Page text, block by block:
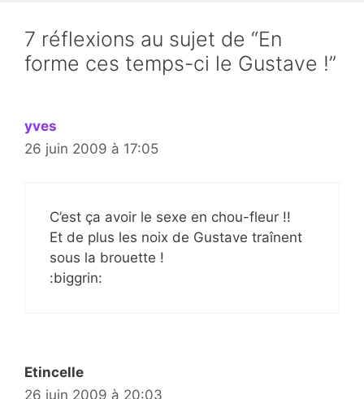
7 réflexions au sujet de “En
forme ces temps-ci le Gustave !”
yves
26 juin 2009 à 17:05
C’est ça avoir le sexe en chou-fleur !!
Et de plus les noix de Gustave traînent
sous la brouette !
:biggrin:
Etincelle
26 juin 2009 à 20:03